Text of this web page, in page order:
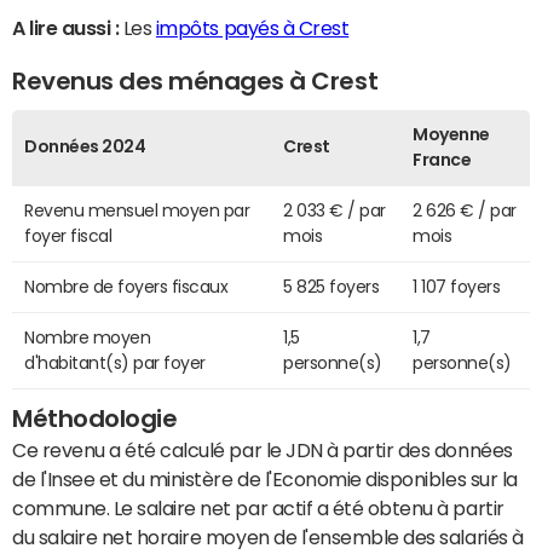
A lire aussi :Les impôts payés à Crest
Revenus des ménages à Crest
Données 2024 Crest
Moyenne
France
Revenu mensuel moyen par
foyer fiscal
2 033 € / par
mois
2 626 € / par
mois
Nombre de foyers fiscaux 5 825 foyers 1 107 foyers
Nombre moyen
d'habitant(s) par foyer
1,5
personne(s)
1,7
personne(s)
Méthodologie
Ce revenu a été calculé par le JDN à partir des données
de l'Insee et du ministère de l'Economie disponibles sur la
commune. Le salaire net par actif a été obtenu à partir
du salaire net horaire moyen de l'ensemble des salariés à